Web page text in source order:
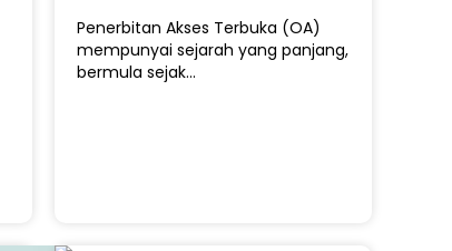
Penerbitan Akses Terbuka (OA)
mempunyai sejarah yang panjang,
bermula sejak…